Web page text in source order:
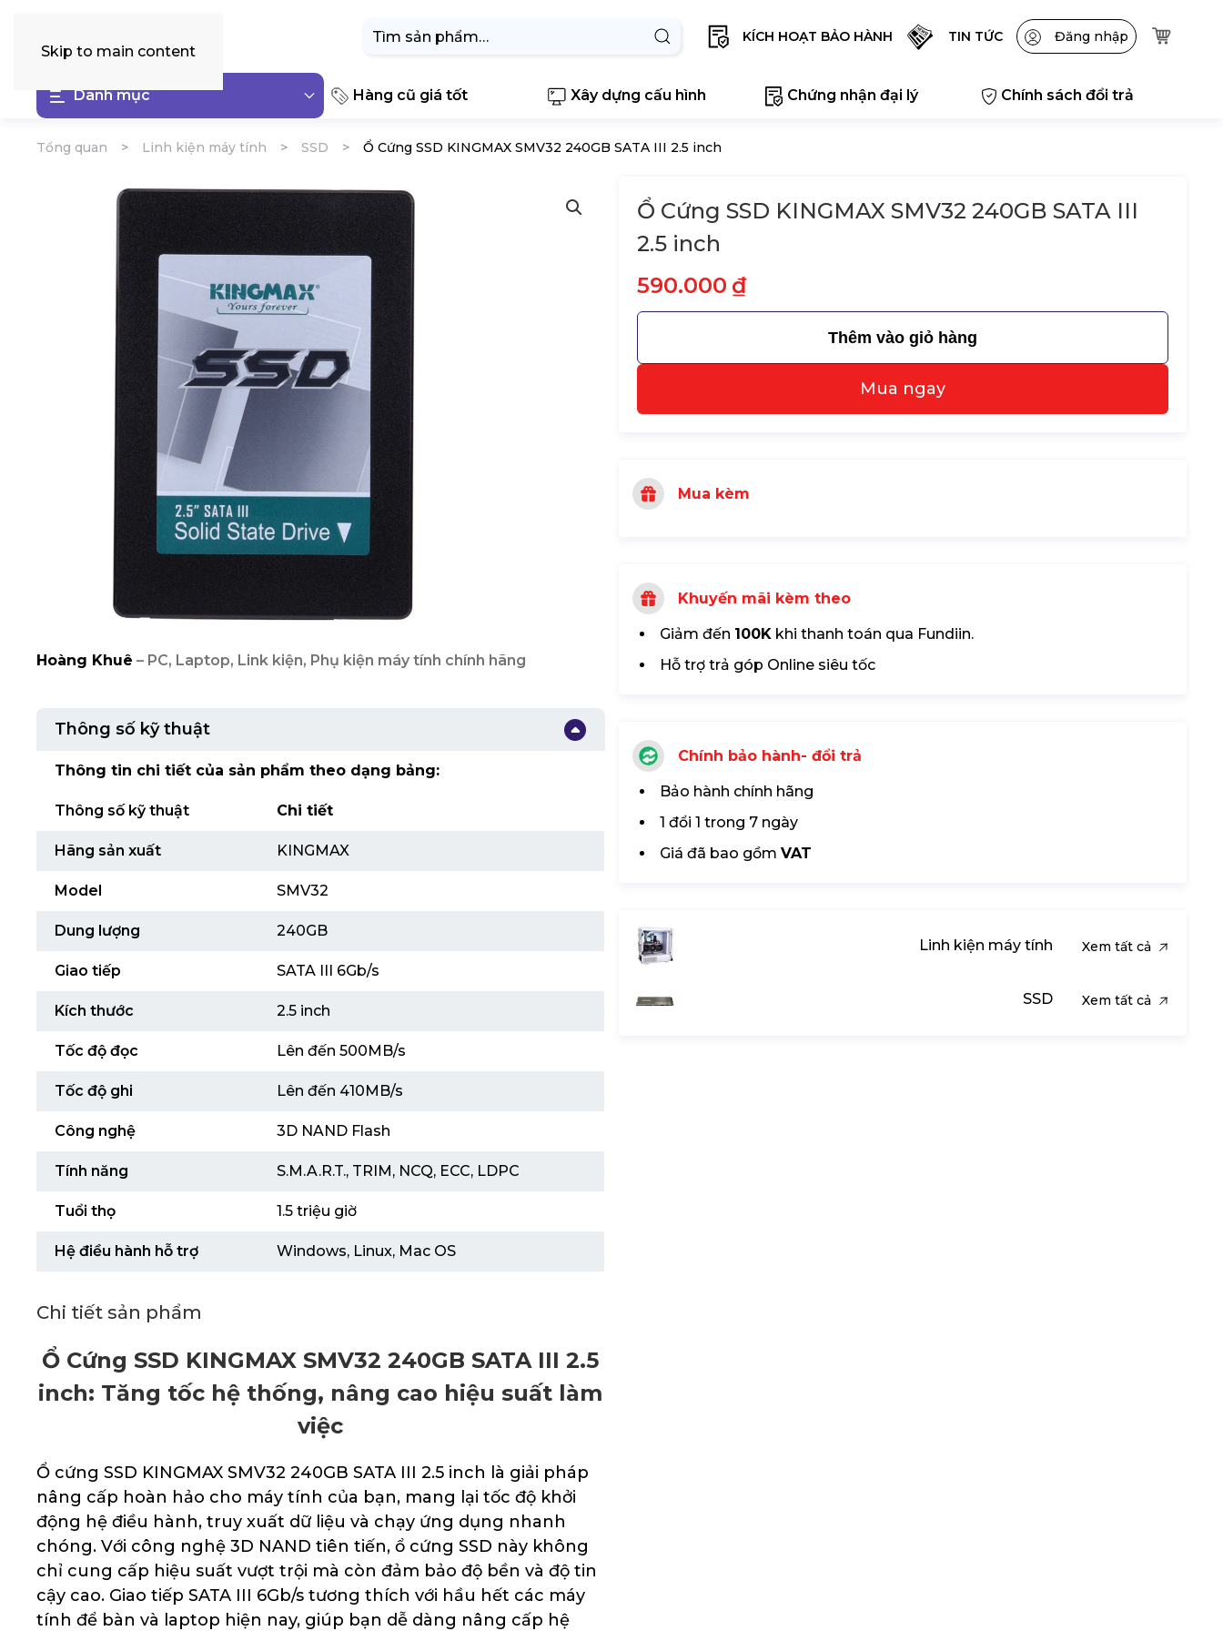
Skip to main content
Tìm
KÍCH HOẠT BẢO HÀNH TIN TỨC Đăng nhập
Danh mục Hàng cũ giá tốt Xây dựng cấu hình Chứng nhận đại lý Chính sách đổi trả
Tổng quan Linh kiện máy tính SSD Ổ Cứng SSD KINGMAX SMV32 240GB SATA III 2.5 inch
Hoàng Khuê – PC, Laptop, Link kiện, Phụ kiện máy tính chính hãng
Thông số kỹ thuật
Thông tin chi tiết của sản phẩm theo dạng bảng:
Thông số kỹ thuật Chi tiết
Hãng sản xuất KINGMAX
Model SMV32
Dung lượng 240GB
Giao tiếp SATA III 6Gb/s
Kích thước 2.5 inch
Tốc độ đọc Lên đến 500MB/s
Tốc độ ghi Lên đến 410MB/s
Công nghệ 3D NAND Flash
Tính năng S.M.A.R.T., TRIM, NCQ, ECC, LDPC
Tuổi thọ 1.5 triệu giờ
Hệ điều hành hỗ trợ Windows, Linux, Mac OS
Chi tiết sản phẩm
Ổ Cứng SSD KINGMAX SMV32 240GB SATA III 2.5
inch: Tăng tốc hệ thống, nâng cao hiệu suất làm
việc
Ổ cứng SSD KINGMAX SMV32 240GB SATA III 2.5 inch là giải pháp
nâng cấp hoàn hảo cho máy tính của bạn, mang lại tốc độ khởi
động hệ điều hành, truy xuất dữ liệu và chạy ứng dụng nhanh
chóng. Với công nghệ 3D NAND tiên tiến, ổ cứng SSD này không
chỉ cung cấp hiệu suất vượt trội mà còn đảm bảo độ bền và độ tin
cậy cao. Giao tiếp SATA III 6Gb/s tương thích với hầu hết các máy
tính để bàn và laptop hiện nay, giúp bạn dễ dàng nâng cấp hệ
Ổ Cứng SSD KINGMAX SMV32 240GB SATA III
2.5 inch
590.000 ₫
Thêm vào giỏ hàng
Mua ngay
Mua kèm
Khuyến mãi kèm theo
Giảm đến 100K khi thanh toán qua Fundiin.
Hỗ trợ trả góp Online siêu tốc
Chính bảo hành- đổi trả
Bảo hành chính hãng
1 đổi 1 trong 7 ngày
Giá đã bao gồm VAT
Linh kiện máy tính Xem tất cả
SSD Xem tất cả